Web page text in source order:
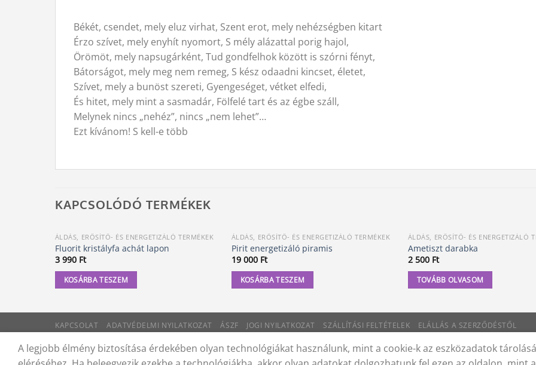
Békét, csendet, mely eluz virhat, Szent erot, mely nehézségben kitart
Érzo szívet, mely enyhít nyomort, S mély alázattal porig hajol,
Örömöt, mely napsugárként, Tud gondfelhok között is szórni fényt,
Bátorságot, mely meg nem remeg, S kész odaadni kincset, életet,
Szívet, mely a bunöst szereti, Gyengeséget, vétket elfedi,
És hitet, mely mint a sasmadár, Fölfelé tart és az égbe száll,
Melynek nincs „nehéz”, nincs „nem lehet”…
Ezt kívánom! S kell-e több
KAPCSOLÓDÓ TERMÉKEK
ÁLDÁS, ERŐSÍTŐ- ÉS ENERGETIZÁLÓ TERMÉKEK
Fluorit kristályfa achát lapon
3 990 Ft
KOSÁRBA TESZEM
ÁLDÁS, ERŐSÍTŐ- ÉS ENERGETIZÁLÓ TERMÉKEK
Pirit energetizáló piramis
19 000 Ft
KOSÁRBA TESZEM
ELFOGYOTT
ÁLDÁS, ERŐSÍTŐ- ÉS ENERGETIZÁLÓ
Ametiszt darabka
2 500 Ft
TOVÁBB OLVASOM
KAPCSOLAT ADATVÉDELMI NYILATKOZAT ÁSZF JOGI NYILATKOZAT SZÁLLÍTÁSI FELTÉTELEK ELÁLLÁS A SZERZŐDÉSTŐL
© 2012 - 2026 Trigon 9000 Kft.
A legjobb élmény biztosítása érdekében olyan technológiákat használunk, mint a cookie-k az eszközadatok